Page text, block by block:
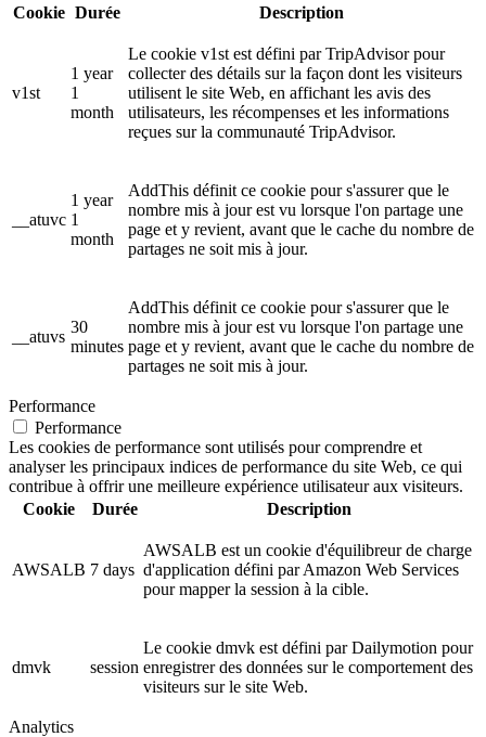
Cookie Durée Description
v1st
1 year
1
month
Le cookie v1st est défini par TripAdvisor pour
collecter des détails sur la façon dont les visiteurs
utilisent le site Web, en affichant les avis des
utilisateurs, les récompenses et les informations
reçues sur la communauté TripAdvisor.
__atuvc
1 year
1
month
AddThis définit ce cookie pour s'assurer que le
nombre mis à jour est vu lorsque l'on partage une
page et y revient, avant que le cache du nombre de
partages ne soit mis à jour.
__atuvs
30
minutes
AddThis définit ce cookie pour s'assurer que le
nombre mis à jour est vu lorsque l'on partage une
page et y revient, avant que le cache du nombre de
partages ne soit mis à jour.
Performance
Performance
Les cookies de performance sont utilisés pour comprendre et
analyser les principaux indices de performance du site Web, ce qui
contribue à offrir une meilleure expérience utilisateur aux visiteurs.
Cookie
Durée Description
AWSALB 7 days
AWSALB est un cookie d'équilibreur de charge
d'application défini par Amazon Web Services
pour mapper la session à la cible.
dmvk session
Le cookie dmvk est défini par Dailymotion pour
enregistrer des données sur le comportement des
visiteurs sur le site Web.
Analytics